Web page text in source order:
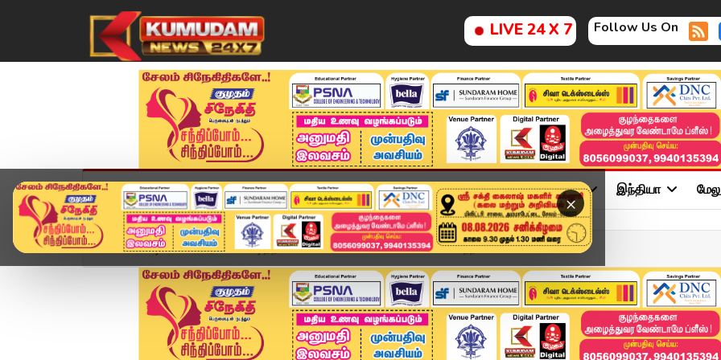
LIVE 24 X 7 Follow Us On
×
முகப்பு விளையாட்டு அண்மை தமிழ்நாடு சினிமா அரசியல் விளையாட்டு இந்தியா
Home வீடியோ ஸ்டோரி வெடித்த Air India விமானம்.. பயணிகளை காப்பாற்ற வ...